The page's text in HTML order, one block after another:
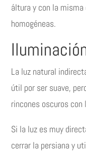
áltura y con la
homogéneas.
La luz natural
útil por ser suave,
rincones oscuros
Si la luz es muy
cerrar la persiana y